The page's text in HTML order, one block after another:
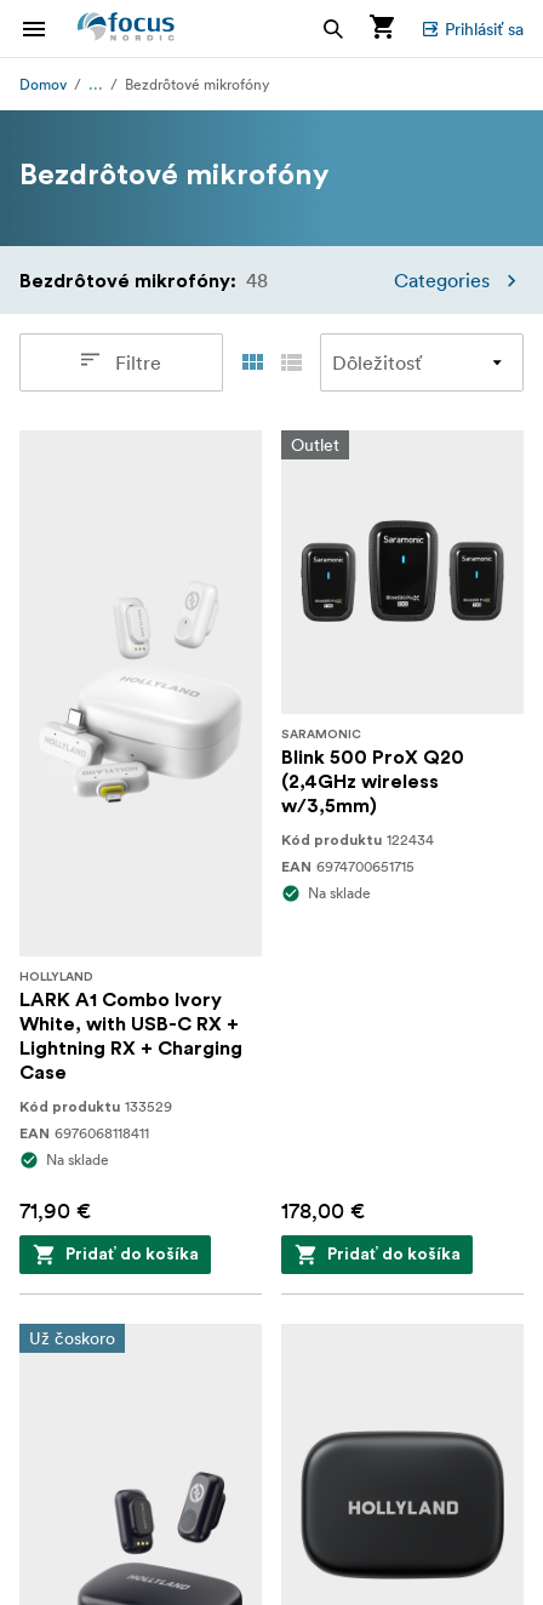
Prihlásiť sa
Domov ... Bezdrôtové mikrofóny
Bezdrôtové mikrofóny
Bezdrôtové mikrofóny: 48 Categories
Filtre
HOLLYLAND
LARK A1 Combo Ivory
White, with USB-C RX +
Lightning RX + Charging
Case
Kód produktu 133529
EAN 6976068118411
Na sklade
71,90 €
Pridať do košíka
Outlet
SARAMONIC
Blink 500 ProX Q20
(2,4GHz wireless
w/3,5mm)
Kód produktu 122434
EAN 6974700651715
Na sklade
178,00 €
Pridať do košíka
Už čoskoro